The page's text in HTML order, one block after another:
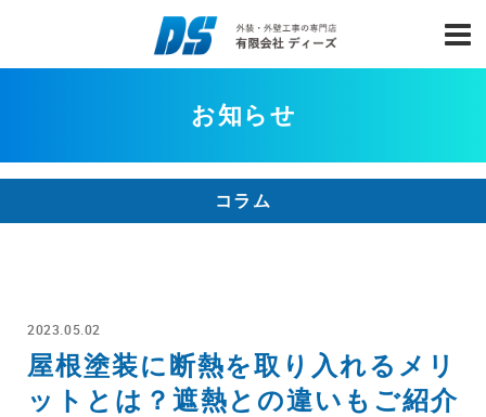
お知らせ
コラム
2023.05.02
屋根塗装に断熱を取り入れるメリ
ットとは？遮熱との違いもご紹介